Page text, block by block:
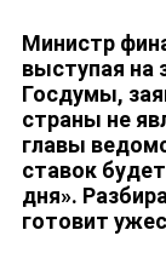
Министр
выступая на
Госдумы,
страны не
главы
ставок
дня».
готовит